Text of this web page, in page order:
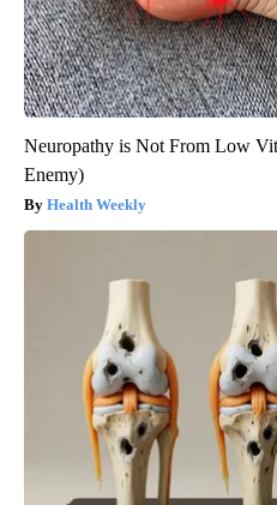
Neuropathy is Not From Low
Enemy)
Health Weekly